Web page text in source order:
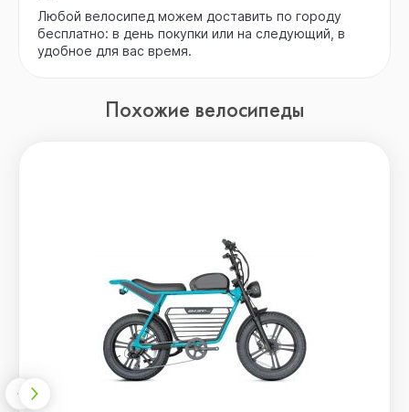
Любой велосипед можем доставить по городу
бесплатно: в день покупки или на следующий, в
удобное для вас время.
Похожие велосипеды